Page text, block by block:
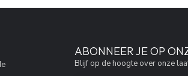
ABONNEER JE OP
Blijf op de hoogte over onze